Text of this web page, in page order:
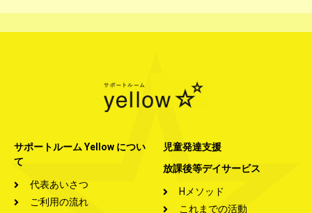
サポートルーム Yellow につい
て
代表あいさつ
ご利用の流れ
児童発達支援
放課後等デイサービス
Hメソッド
これまでの活動